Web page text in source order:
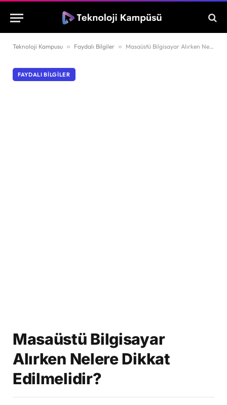
Teknoloji Kampusu » Faydalı Bilgiler » Masaüstü Bilgisayar Alırken Nelere Dikkat Edilmelidir?
FAYDALI BILGILER
Masaüstü Bilgisayar
Alırken Nelere Dikkat
Edilmelidir?